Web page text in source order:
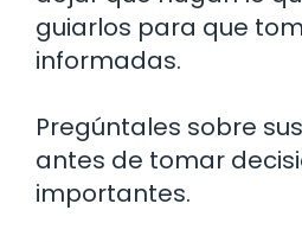
guiarlos para que
informadas.
Pregúntales sobre
antes de tomar
importantes.